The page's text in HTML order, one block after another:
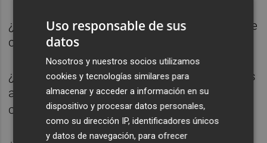
¿Unimos Música y Educación Física? A fin de
cuentas con la música se baila, ¿no?
¿Música y Plástica? Las dos son asignaturas
artísticas, unos expresan con notas y otros
con colores…
Uso responsable de sus
datos
Nosotros y nuestros socios utilizamos
cookies y tecnologías similares para
almacenar y acceder a información en su
dispositivo y procesar datos personales,
como su dirección IP, identificadores únicos
y datos de navegación, para ofrecer